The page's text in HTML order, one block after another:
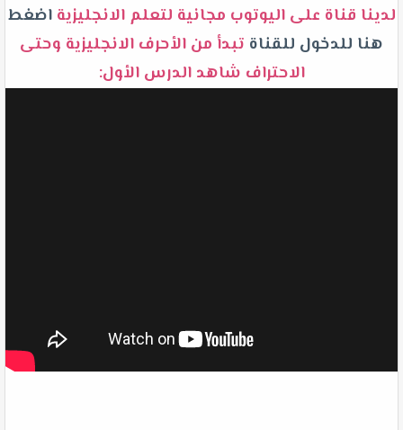
لدينا قناة على اليوتوب مجانية لتعلم الانجليزية اضغط
هنا للدخول للقناةتبدأ من الأحرف الانجليزية وحتى
الاحتراف شاهد الدرس الأول: